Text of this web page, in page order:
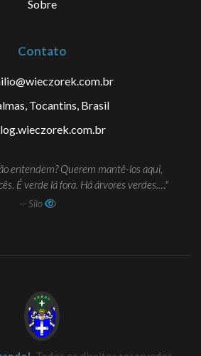
Sobre
Contato
Tocantins, Brasil
entendem? Querem mantê-los aqui,
É verde lá fora. Há árvores verdes.…
— Silo